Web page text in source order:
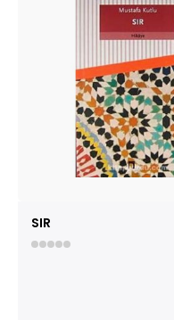
SIR